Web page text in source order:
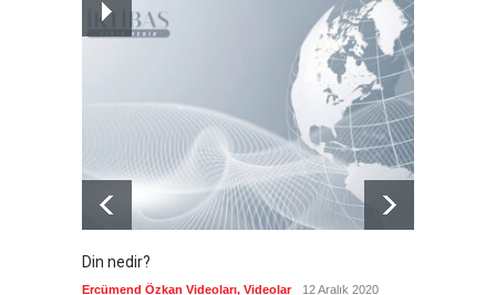
Hicret ve Yansımaları
Mustafa Bozacı ,
6 Ağustos 2026
Din nedir?
Ercümend Özkan Videoları, Videolar 12 Aralık 2020